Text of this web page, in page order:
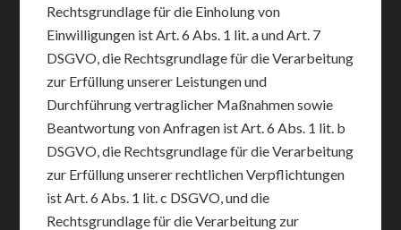
Rechtsgrundlage für die Einholung von
Einwilligungen ist Art. 6 Abs. 1 lit. a und Art. 7
DSGVO, die Rechtsgrundlage für die Verarbeitung
zur Erfüllung unserer Leistungen und
Durchführung vertraglicher Maßnahmen sowie
Beantwortung von Anfragen ist Art. 6 Abs. 1 lit. b
DSGVO, die Rechtsgrundlage für die Verarbeitung
zur Erfüllung unserer rechtlichen Verpflichtungen
ist Art. 6 Abs. 1 lit. c DSGVO, und die
Rechtsgrundlage für die Verarbeitung zur